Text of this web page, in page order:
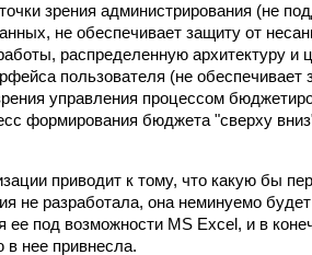
зрения администрирования (не
не обеспечивает защиту от
распределенную архитектуру и
пользователя (не обеспечивает
управления процессом
формирования бюджета "сверху
приводит к тому, что какую бы
не разработала, она неминуемо будет
под возможности MS Excel, и в
в нее привнесла.